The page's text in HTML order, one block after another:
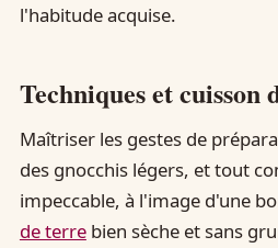
l'habitude acquise.
Techniques et cuisson
Maîtriser les gestes de
des gnocchis légers, et tout
impeccable, à l'image d'une
de terrebien sèche et sans